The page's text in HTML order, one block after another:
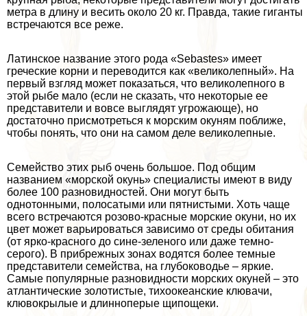
метра в длину и весить около 20 кг. Правда, такие гиганты
встречаются все реже.
Латинское название этого рода «Sebastes» имеет
греческие корни и переводится как «великолепный». На
первый взгляд может показаться, что великолепного в
этой рыбе мало (если не сказать, что некоторые ее
представители и вовсе выглядят угрожающе), но
достаточно присмотреться к морским окуням поближе,
чтобы понять, что они на самом деле великолепные.
Семейство этих рыб очень большое. Под общим
названием «морской окунь» специалисты имеют в виду
более 100 разновидностей. Они могут быть
однотонными, полосатыми или пятнистыми. Хоть чаще
всего встречаются розово-красные морские окyни, но их
цвет может варьироваться зависимо от среды обитания
(от ярко-красного до сине-зеленого или даже темно-
серого). В прибрежных зонах водятся более темные
представители семейства, на глубоководье – яркие.
Самые популярные разновидности морских окуней – это
атлантические золотистые, тихоокеанские клювачи,
клювокрылые и длинноперые щипощеки.